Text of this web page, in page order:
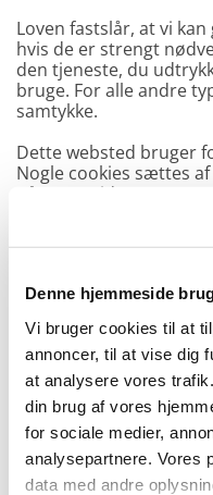
Denne hjemmeside
Vi bruger cookies til at
annoncer, til at vise dig
at analysere vores
din brug af vores
for sociale medier,
analysepartnere. Vores
data med andre
Loven fastslår, at vi
hvis de er strengt
den tjeneste, du
bruge. For alle andre
samtykke.
Dette websted bruger
Nogle cookies sættes
på vores sider.
Du kan til enhver tid
samtykke fra
Få mere at vide om,
kontakte os, og
vores Privatlivspolitik.
Angiv venligst dit
kontakter os angående
Dit samtykke gælder